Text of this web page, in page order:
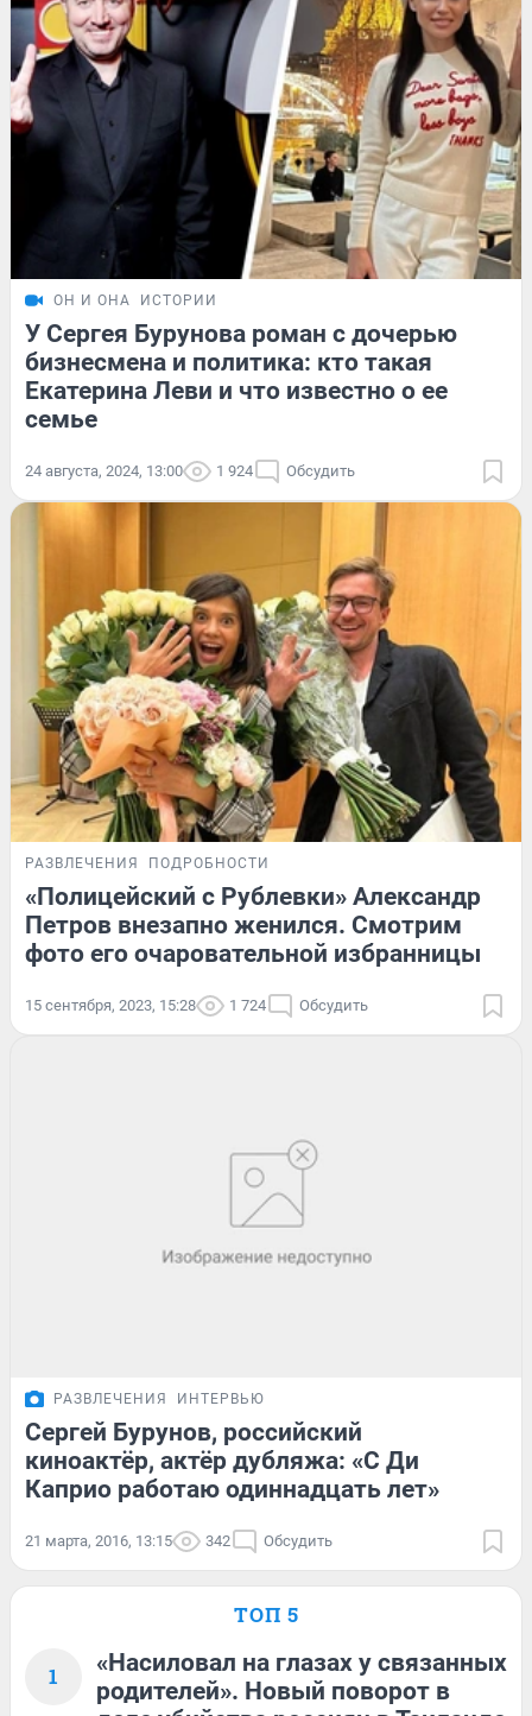
ОН И ОНА ИСТОРИИ
У Сергея Бурунова роман с дочерью
бизнесмена и политика: кто такая
Екатерина Леви и что известно о ее
семье
24 августа, 2024, 13:00 1 924 Обсудить
РАЗВЛЕЧЕНИЯ ПОДРОБНОСТИ
«Полицейский с Рублевки» Александр
Петров внезапно женился. Смотрим
фото его очаровательной избранницы
15 сентября, 2023, 15:28 1 724 Обсудить
РАЗВЛЕЧЕНИЯ ИНТЕРВЬЮ
Сергей Бурунов, российский
киноактёр, актёр дубляжа: «С Ди
Каприо работаю одиннадцать лет»
21 марта, 2016, 13:15 342 Обсудить
ТОП 5
1
«Насиловал на глазах у связанных
родителей». Новый поворот в